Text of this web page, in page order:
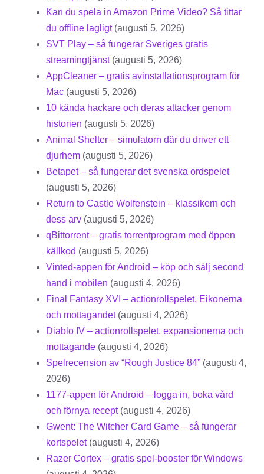
Kan du spela in Amazon Prime Video? Så tittar
du offline lagligt (augusti 5, 2026)
SVT Play – så fungerar Sveriges gratis
streamingtjänst (augusti 5, 2026)
AppCleaner – gratis avinstallationsprogram för
Mac (augusti 5, 2026)
10 kända hackare och deras attacker genom
historien (augusti 5, 2026)
Animal Shelter – simulatorn där du driver ett
djurhem (augusti 5, 2026)
Betapet – så fungerar det svenska ordspelet
(augusti 5, 2026)
Return to Castle Wolfenstein – klassikern och
dess arv (augusti 5, 2026)
qBittorrent – gratis torrentprogram med öppen
källkod (augusti 5, 2026)
Vinted-appen för Android – köp och sälj second
hand i mobilen (augusti 4, 2026)
Final Fantasy XVI – actionrollspelet, Eikonerna
och mottagandet (augusti 4, 2026)
Diablo IV – actionrollspelet, expansionerna och
mottagande (augusti 4, 2026)
Spelrecension av “Rough Justice 84” (augusti 4,
2026)
1177-appen för Android – logga in, boka vård
och förnya recept (augusti 4, 2026)
Gwent: The Witcher Card Game – så fungerar
kortspelet (augusti 4, 2026)
Razer Cortex – gratis spel-booster för Windows